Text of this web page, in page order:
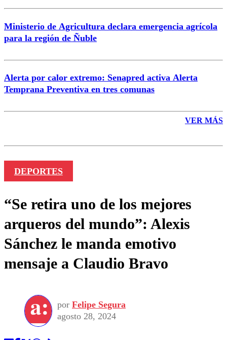
Ministerio de Agricultura declara emergencia agrícola
para la región de Ñuble
Alerta por calor extremo: Senapred activa Alerta
Temprana Preventiva en tres comunas
VER MÁS
DEPORTES
“Se retira uno de los mejores
arqueros del mundo”: Alexis
Sánchez le manda emotivo
mensaje a Claudio Bravo
por Felipe Segura
agosto 28, 2024